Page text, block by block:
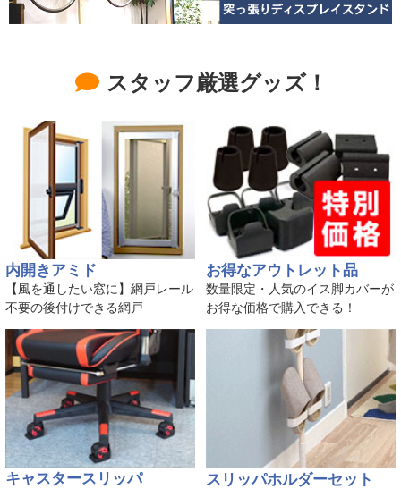
スタッフ厳選グッズ！
内開きアミド
【風を通したい窓に】網戸レール
不要の後付けできる網戸
お得なアウトレット品
数量限定・人気のイス脚カバーが
お得な価格で購入できる！
キャスタースリッパ スリッパホルダーセット